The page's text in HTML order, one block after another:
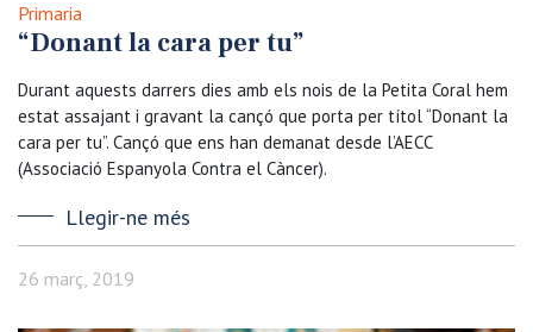
Primaria
“Donant la cara per tu”
Durant aquests darrers dies amb els nois de la Petita Coral hem
estat assajant i gravant la cançó que porta per títol “Donant la
cara per tu”. Cançó que ens han demanat desde l’AECC
(Associació Espanyola Contra el Càncer).
Llegir-ne més
26 març, 2019